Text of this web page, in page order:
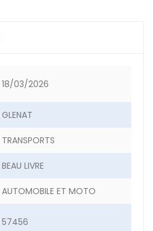
18/03/2026
GLENAT
TRANSPORTS
BEAU LIVRE
AUTOMOBILE ET MOTO
57456